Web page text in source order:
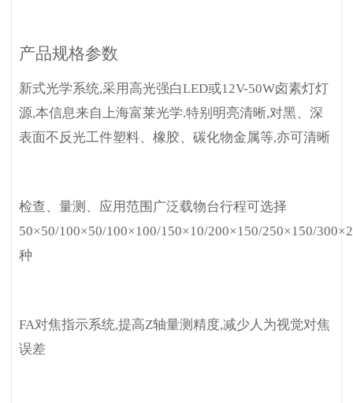
产品规格参数
新式光学系统,采用高光强白LED或12V-50W卤素灯灯
源,本信息来自上海富莱光学.特别明亮清晰,对黑、深
表面不反光工件塑料、橡胶、碳化物金属等,亦可清晰
检查、量测、应用范围广泛载物台行程可选择
50×50/100×50/100×100/150×10/200×150/250×150/
种
FA对焦指示系统,提高Z轴量测精度,减少人为视觉对焦
误差